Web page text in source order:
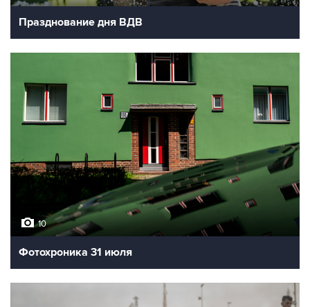
Празднование дня ВДВ
10
Фотохроника 31 июля